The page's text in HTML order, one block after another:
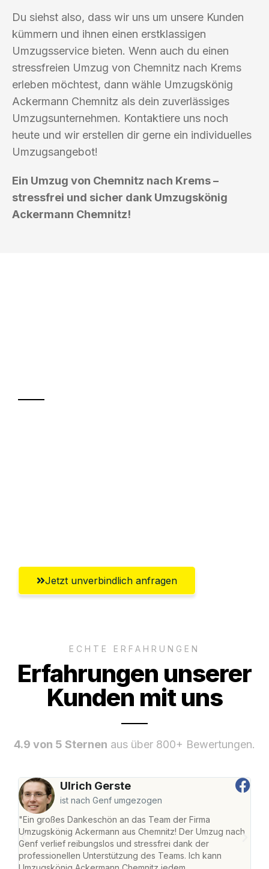
Du siehst also, dass wir uns um unsere Kunden
kümmern und ihnen einen erstklassigen
Umzugsservice bieten. Wenn auch du einen
stressfreien Umzug von Chemnitz nach Krems
erleben möchtest, dann wähle Umzugskönig
Ackermann Chemnitz als dein zuverlässiges
Umzugsunternehmen. Kontaktiere uns noch
heute und wir erstellen dir gerne ein individuelles
Umzugsangebot!
Ein Umzug von Chemnitz nach Krems –
stressfrei und sicher dank Umzugskönig
Ackermann Chemnitz!
Jetzt unverbindlich anfragen
ECHTE ERFAHRUNGEN
Erfahrungen unserer
Kunden mit uns
4.9 von 5 Sternen aus über 800+ Bewertungen.
Ulrich Gerste
ist nach Genf umgezogen
"Ein großes Dankeschön an das Team der Firma
Umzugskönig Ackermann aus Chemnitz! Der Umzug nach
Genf verlief reibungslos und stressfrei dank der
professionellen Unterstützung des Teams. Ich kann